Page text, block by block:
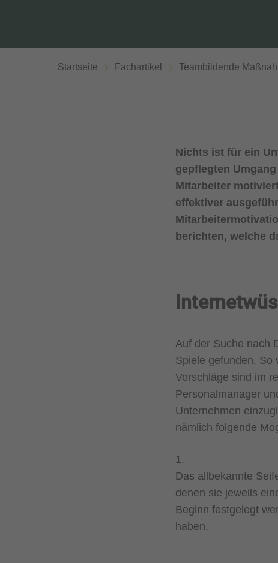
Startseite Fachartikel Teambildende
Nichts ist für ein
gepflegten
Mitarbeiter
effektiver
berichten, welche
Auf der Suche nach
Spiele gefunden. So
Vorschläge sind im
Personalmanager
Unternehmen
nämlich folgende
1.
Das allbekannte
denen sie jeweils
Beginn festgelegt
haben.